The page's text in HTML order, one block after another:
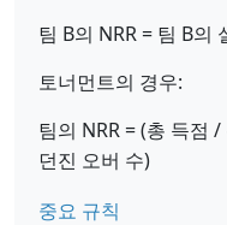
팀 B의 NRR = 팀 B의
토너먼트의 경우:
팀의 NRR = (총 득점
던진 오버 수)
중요 규칙